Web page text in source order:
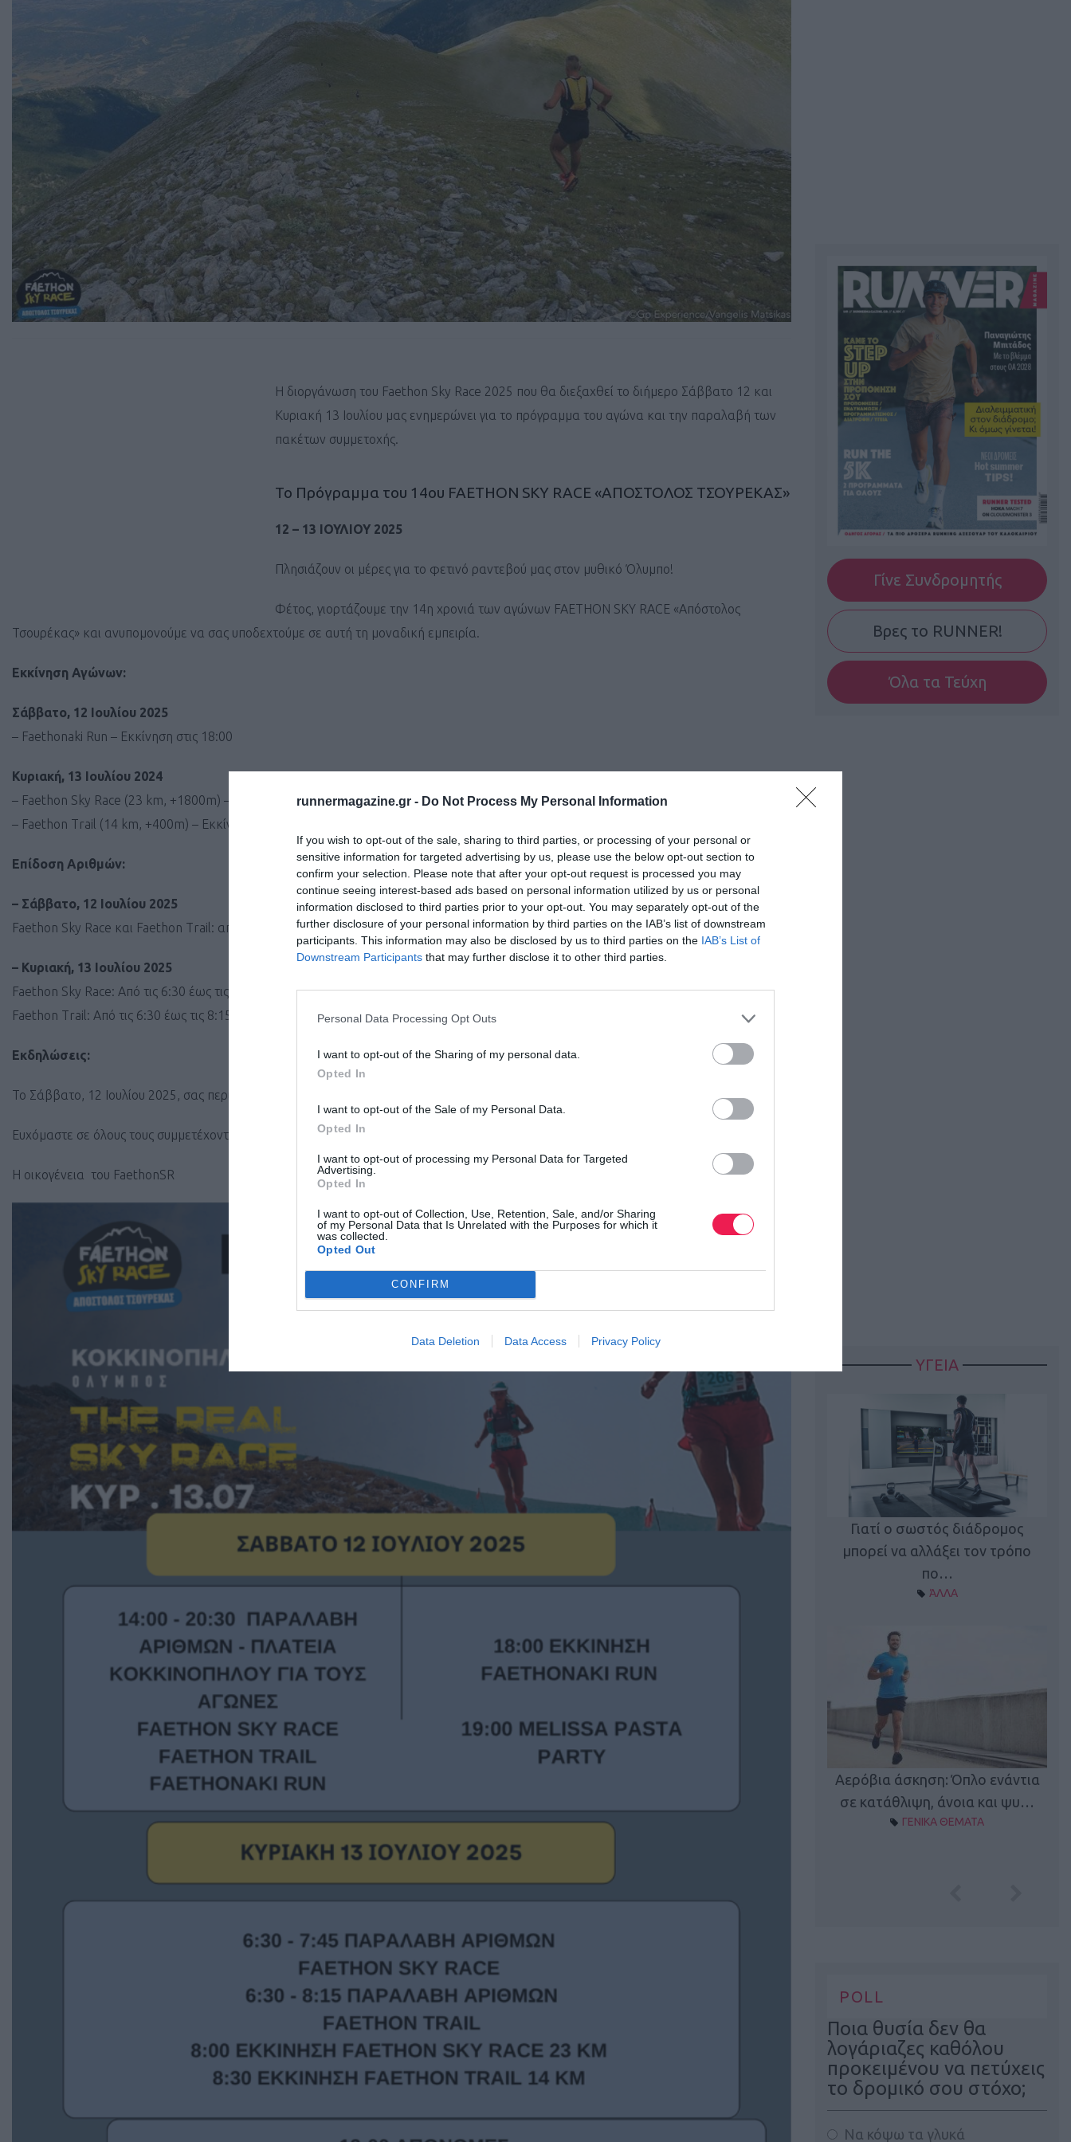
runnermagazine.gr - Do Not Process My Personal Information
If you wish to opt-out of the sale, sharing to third parties, or processing of your personal or
sensitive information for targeted advertising by us, please use the below opt-out section to
confirm your selection. Please note that after your opt-out request is processed you may
continue seeing interest-based ads based on personal information utilized by us or personal
information disclosed to third parties prior to your opt-out. You may separately opt-out of the
further disclosure of your personal information by third parties on the IAB’s list of downstream
participants. This information may also be disclosed by us to third parties on the IAB’s List of
Downstream Participants that may further disclose it to other third parties.
Personal Data Processing Opt Outs
I want to opt-out of the Sharing of my personal data.
Opted In
I want to opt-out of the Sale of my Personal Data.
Opted In
I want to opt-out of processing my Personal Data for Targeted
Advertising.
Opted In
I want to opt-out of Collection, Use, Retention, Sale, and/or Sharing
of my Personal Data that Is Unrelated with the Purposes for which it
was collected.
Opted Out
CONFIRM
Data Deletion Data Access Privacy Policy
Η διοργάνωση του Faethon Sky Race 2025 που θα διεξαχθεί το διήμερο Σάββατο 12 και
Κυριακή 13 Ιουλίου μας ενημερώνει για το πρόγραμμα του αγώνα και την παραλαβή των
πακέτων συμμετοχής.
Το Πρόγραμμα του 14ου FAETHON SKY RACE «ΑΠΟΣΤΟΛΟΣ ΤΣΟΥΡΕΚΑΣ»
12 – 13 ΙΟΥΛΙΟΥ 2025
Πλησιάζουν οι μέρες για το φετινό ραντεβού μας στον μυθικό Όλυμπο!
Φέτος, γιορτάζουμε την 14η χρονιά των αγώνων FAETHON SKY RACE «Απόστολος
Τσουρέκας» και ανυπομονούμε να σας υποδεχτούμε σε αυτή τη μοναδική εμπειρία.
Εκκίνηση Αγώνων:
Σάββατο, 12 Ιουλίου 2025
– Faethonaki Run – Εκκίνηση στις 18:00
Κυριακή, 13 Ιουλίου 2024
– Faethon Sky Race (23 km, +1800m) – Εκκίνηση στις 8:00
– Faethon Trail (14 km, +400m) – Εκκίνηση στις 8:30
Επίδοση Αριθμών:
– Σάββατο, 12 Ιουλίου 2025
Faethon Sky Race και Faethon Trail: από τις 14:00 έως τις 20:30 στην Πλατεία του Κοκκινοπηλού
– Κυριακή, 13 Ιουλίου 2025
Faethon Sky Race: Από τις 6:30 έως τις 7:45 στην Πλατεία του Κοκκινοπηλού
Faethon Trail: Από τις 6:30 έως τις 8:15 στην Πλατεία του Κοκκινοπηλού
Εκδηλώσεις:
Το Σάββατο, 12 Ιουλίου 2025, σας περιμένουμε από τις 19:00 στο Melissa Pasta Party, για μια βραδιά γεμάτη γεύσεις και χαρά.
Ευχόμαστε σε όλους τους συμμετέχοντες καλή επιτυχία και καλό τερματισμό
Η οικογένεια του FaethonSR
Γίνε Συνδρομητής
Βρες το RUNNER!
Όλα τα Τεύχη
ΥΓΕΙΑ
Γιατί ο σωστός διάδρομος
μπορεί να αλλάξει τον τρόπο
πο…
ΆΛΛΑ
Αερόβια άσκηση: Όπλο ενάντια
σε κατάθλιψη, άνοια και ψυ…
ΓΕΝΙΚΑ ΘΕΜΑΤΑ
POLL
Ποια θυσία δεν θα
λογάριαζες καθόλου
προκειμένου να πετύχεις
το δρομικό σου στόχο;
Να κόψω τα γλυκά